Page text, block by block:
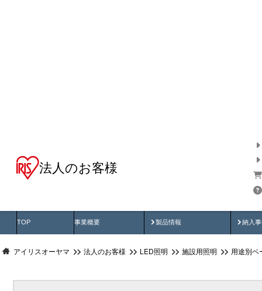
法人のお客様
TOP 事業概要 製品情報
製品動画 納入
納
アイリスオーヤマ 法人のお客様 LED照明 施設用照明 用途別ベ